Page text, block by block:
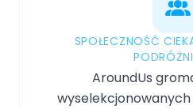
SPOŁECZNOŚĆ
AroundUs